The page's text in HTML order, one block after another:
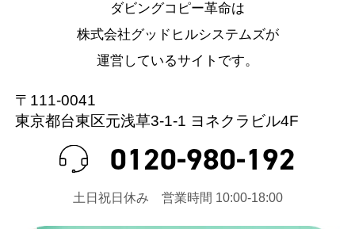
ダビングコピー革命は
株式会社グッドヒルシステムズが
運営しているサイトです。
〒111-0041
東京都台東区元浅草3-1-1 ヨネクラビル4F
0120-980-192
⼟⽇祝⽇休み 営業時間 10:00-18:00